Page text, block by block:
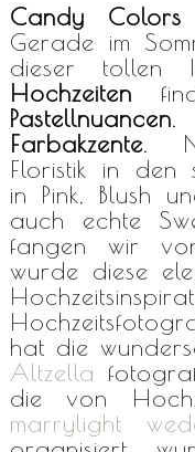
Candy Colors
Gerade im
dieser tollen
Hochzeiten
Pastellnuancen,
Farbakzente.
Floristik in den
in Pink, Blush
auch echte
fangen wir
wurde diese
hat die
Altzella
die von
marrylight